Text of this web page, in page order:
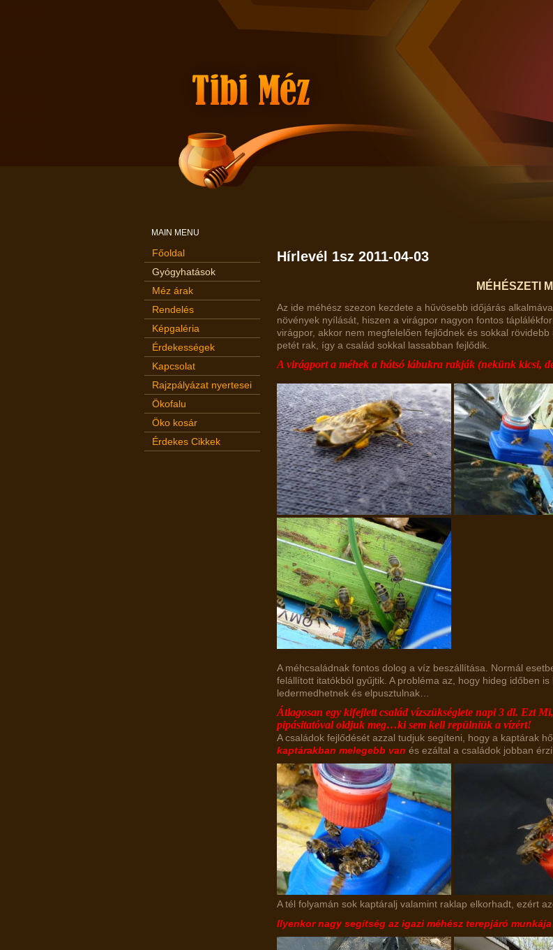
MAIN MENU
Főoldal
Gyógyhatások
Méz árak
Rendelés
Képgaléria
Érdekességek
Kapcsolat
Rajzpályázat nyertesei
Ökofalu
Öko kosár
Érdekes Cikkek
Hírlevél 1sz 2011-04-03
MÉHÉSZETI
Az ide méhész szezon kezdete a hűvösebb időjárás
növények nyílását, hiszen a virágpor nagyon fontos
virágpor, akkor nem megfelelően fejlődnek és sokkal
petét rak, így a család sokkal lassabban fejlődik.
A virágport a méhek a hátsó lábukra rakják (nekünk kicsi,
A méhcsaládnak fontos dolog a víz beszállítása. Normál
felállított itatókból gyűjtik. A probléma az, hogy hideg időben
ledermedhetnek és elpusztulnak…
Átlagosan egy kifejlett család vízszükséglete napi 3 dl. Ezt
pipásitatóval oldjuk meg…ki sem kell repülniük a vízért!
A családok fejlődését azzal tudjuk segíteni, hogy a kaptárak
kaptárakban melegebb van és ezáltal a családok jobban
A tél folyamán sok kaptáralj valamint raklap elkorhadt, ezért
Ilyenkor nagy segítség az igazi méhész terepjáró munkája